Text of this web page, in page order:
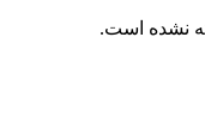
نشده است.